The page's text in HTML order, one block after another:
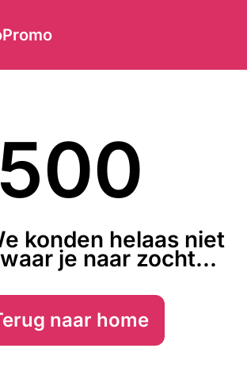
500
konden helaas niet
je naar zocht...
naar home